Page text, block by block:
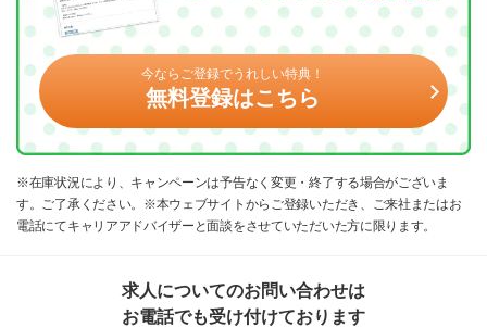
今ならご登録でうれしい特典！
無料登録はこちら
※在庫状況により、キャンペーンは予告なく変更・終了する場合がございま
す。ご了承ください。※本ウェブサイトからご登録いただき、ご来社またはお
電話にてキャリアアドバイザーと面談をさせていただいた方に限ります。
求人についてのお問い合わせは
お電話でも受け付けております